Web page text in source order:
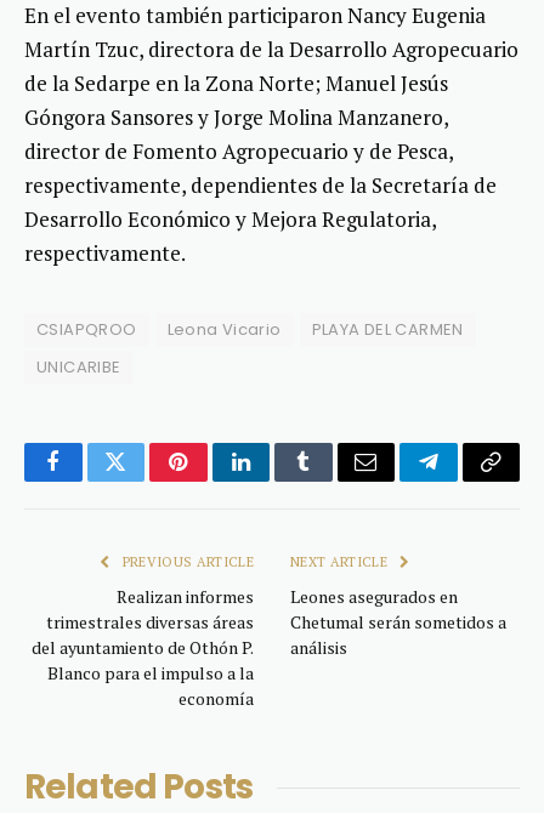
En el evento también participaron Nancy Eugenia
Martín Tzuc, directora de la Desarrollo Agropecuario
de la Sedarpe en la Zona Norte; Manuel Jesús
Góngora Sansores y Jorge Molina Manzanero,
director de Fomento Agropecuario y de Pesca,
respectivamente, dependientes de la Secretaría de
Desarrollo Económico y Mejora Regulatoria,
respectivamente.
CSIAPQROO Leona Vicario
PLAYA DEL CARMEN
UNICARIBE
FacebookTwitterPinterestLinkedInTumblrEmail TelegramCopy
PREVIOUS ARTICLE
Realizan informes
trimestrales diversas áreas
del ayuntamiento de Othón P.
Blanco para el impulso a la
economía
NEXT ARTICLE
Leones asegurados en
Chetumal serán sometidos a
análisis
Related Posts